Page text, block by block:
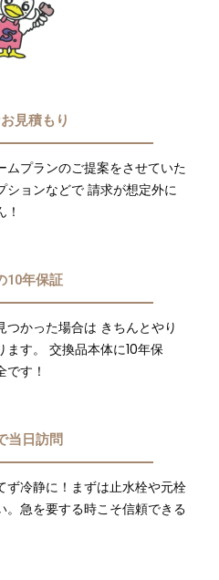
見積もり
ムプランのご提案をさせていた
ションなどで 請求が想定外に
10年保証
かった場合は きちんとやり
す。 交換品本体に10年保
す！
当日訪問
ず冷静に！まずは止水栓や元栓
。急を要する時こそ信頼できる